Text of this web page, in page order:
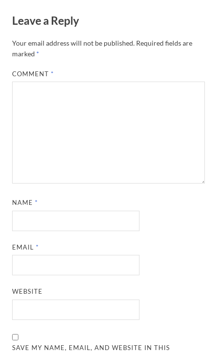
Leave a Reply
Your email address will not be published. Required fields are
marked *
COMMENT *
NAME *
EMAIL *
WEBSITE
SAVE MY NAME, EMAIL, AND WEBSITE IN THIS